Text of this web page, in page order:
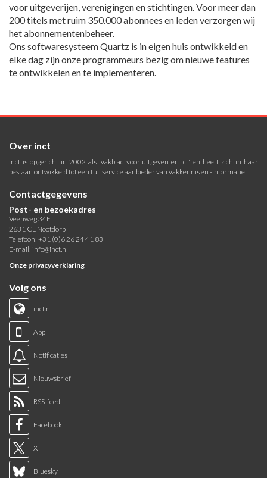
voor uitgeverijen, verenigingen en stichtingen. Voor meer dan
200 titels met ruim 350.000 abonnees en leden verzorgen wij
het abonnementenbeheer.
Ons softwaresysteem Quartz is in eigen huis ontwikkeld en
elke dag zijn onze programmeurs bezig om nieuwe features
te ontwikkelen en te implementeren.
Over inct
inct is opgericht in 2002 als 'vakblad voor uitgeven en ict' en heeft zich in haar
bestaan ontwikkeld tot een full service aanbieder van vakkennis en -informatie.
Contactgegevens
Post- en bezoekadres
Veenweg 34E
2631 CL Nootdorp
Telefoon: +31 (0)6 26 24 41 83
E-mail: info@inct.nl
Onze privacyverklaring
Volg ons
inct.nl
App
Notificaties
Nieuwsbrief
RSS-feed
Facebook
X
Bluesky